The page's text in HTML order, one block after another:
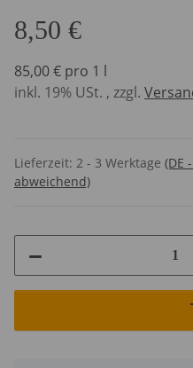
8,50 €
85,00 € pro 1 l
inkl. 19% USt. , zzgl.
Lieferzeit: 2 - 3 Werktage (DE
abweichend)